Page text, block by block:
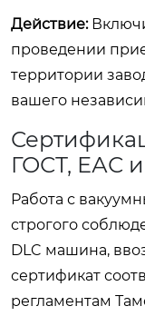
Действие:
проведении
территории
вашего
ГОСТ, ЕАС
Работа с
строгого
DLC машина,
сертификат
регламентам